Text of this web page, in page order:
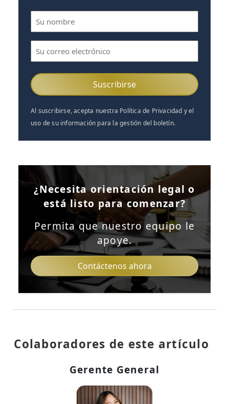
(Obligatorio)
Al suscribirse, acepta nuestra Política de Privacidad y el
uso de su información para la gestión del boletín.
¿Necesita orientación legal o
está listo para comenzar?
Permita que nuestro equipo le
apoye.
Contáctenos ahora
Colaboradores de este artículo
Gerente General